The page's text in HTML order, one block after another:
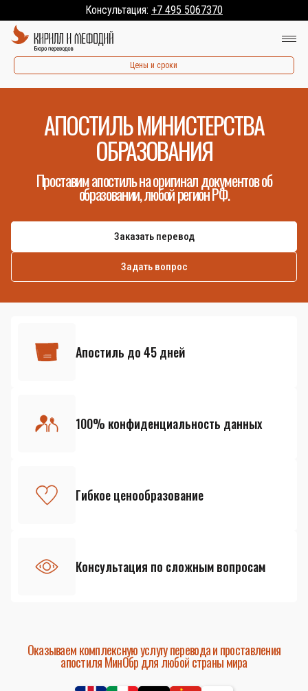
Консультация: +7 495 5067370
Цены и сроки
АПОСТИЛЬ МИНИСТЕРСТВА
ОБРАЗОВАНИЯ
Проставим апостиль на оригинал документов об
образовании, любой регион РФ.
Заказать перевод
Задать вопрос
Апостиль до 45 дней
100% конфиденциальность данных
Гибкое ценообразование
Консультация по сложным вопросам
Оказываем комплексную услугу перевода и проставления
апостиля МинОбр для любой страны мира